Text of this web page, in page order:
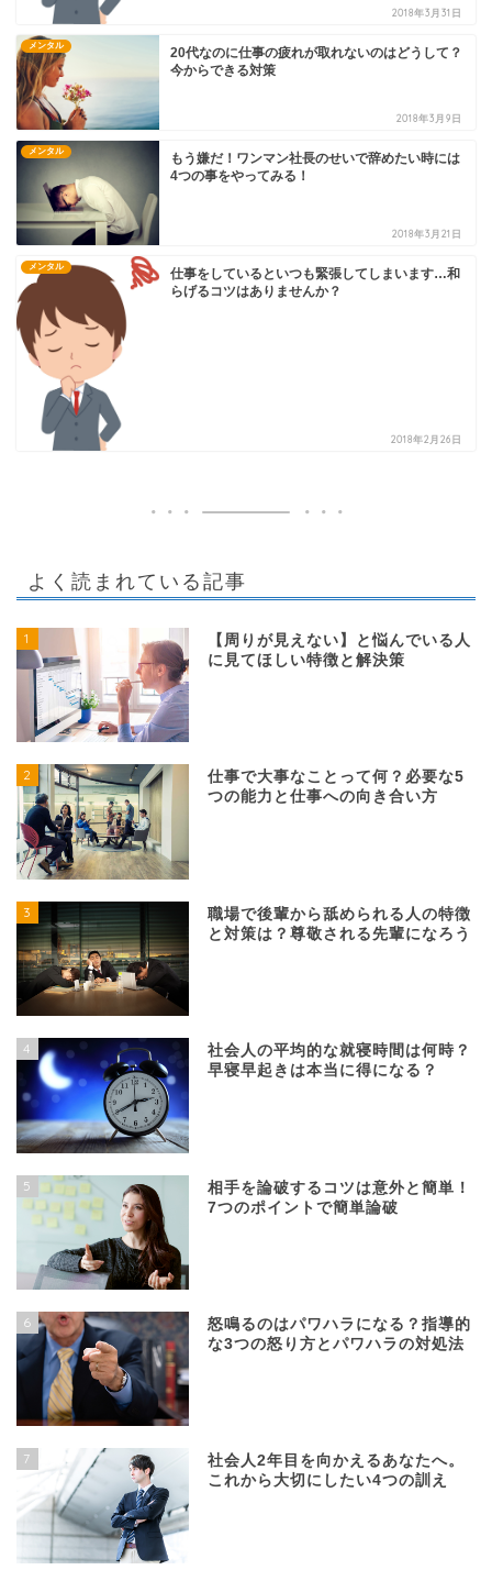
2018年3月31日
メンタル
20代なのに仕事の疲れが取れないのはどうして？
今からできる対策
2018年3月9日
メンタル
もう嫌だ！ワンマン社長のせいで辞めたい時には
4つの事をやってみる！
2018年3月21日
メンタル
仕事をしているといつも緊張してしまいます…和
らげるコツはありませんか？
2018年2月26日
よく読まれている記事
1
【周りが見えない】と悩んでいる人
に見てほしい特徴と解決策
2
仕事で大事なことって何？必要な5
つの能力と仕事への向き合い方
3
職場で後輩から舐められる人の特徴
と対策は？尊敬される先輩になろう
4
社会人の平均的な就寝時間は何時？
早寝早起きは本当に得になる？
5
相手を論破するコツは意外と簡単！
7つのポイントで簡単論破
6
怒鳴るのはパワハラになる？指導的
な3つの怒り方とパワハラの対処法
7
社会人2年目を向かえるあなたへ。
これから大切にしたい4つの訓え